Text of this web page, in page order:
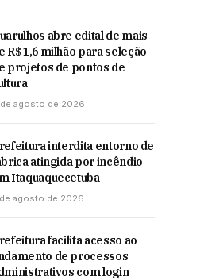
abre edital de mais
R$ 1,6 milhão para seleção
projetos de pontos de
agosto de 2026
interdita entorno de
atingida por incêndio
Itaquaquecetuba
agosto de 2026
facilita acesso ao
de processos
com login